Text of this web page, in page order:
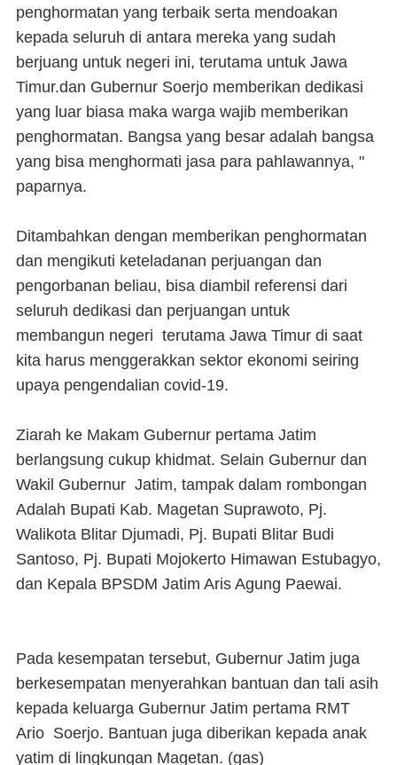
penghormatan yang terbaik serta mendoakan
kepada seluruh di antara mereka yang sudah
berjuang untuk negeri ini, terutama untuk Jawa
Timur.dan Gubernur Soerjo memberikan dedikasi
yang luar biasa maka warga wajib memberikan
penghormatan. Bangsa yang besar adalah bangsa
yang bisa menghormati jasa para pahlawannya, "
paparnya.
Ditambahkan dengan memberikan penghormatan
dan mengikuti keteladanan perjuangan dan
pengorbanan beliau, bisa diambil referensi dari
seluruh dedikasi dan perjuangan untuk
membangun negeri terutama Jawa Timur di saat
kita harus menggerakkan sektor ekonomi seiring
upaya pengendalian covid-19.
Ziarah ke Makam Gubernur pertama Jatim
berlangsung cukup khidmat. Selain Gubernur dan
Wakil Gubernur Jatim, tampak dalam rombongan
Adalah Bupati Kab. Magetan Suprawoto, Pj.
Walikota Blitar Djumadi, Pj. Bupati Blitar Budi
Santoso, Pj. Bupati Mojokerto Himawan Estubagyo,
dan Kepala BPSDM Jatim Aris Agung Paewai.
Pada kesempatan tersebut, Gubernur Jatim juga
berkesempatan menyerahkan bantuan dan tali asih
kepada keluarga Gubernur Jatim pertama RMT
Ario Soerjo. Bantuan juga diberikan kepada anak
yatim di lingkungan Magetan. (gas)